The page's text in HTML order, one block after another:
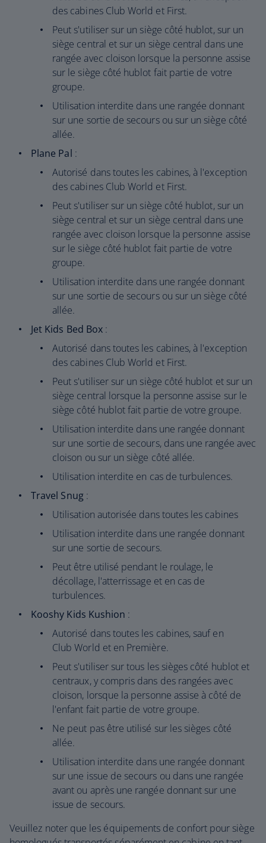
des cabines Club World et First.
Peut s'utiliser sur un siège côté hublot, sur un
siège central et sur un siège central dans une
rangée avec cloison lorsque la personne assise
sur le siège côté hublot fait partie de votre
groupe.
Utilisation interdite dans une rangée donnant
sur une sortie de secours ou sur un siège côté
allée.
Plane Pal :
Autorisé dans toutes les cabines, à l'exception
des cabines Club World et First.
Peut s'utiliser sur un siège côté hublot, sur un
siège central et sur un siège central dans une
rangée avec cloison lorsque la personne assise
sur le siège côté hublot fait partie de votre
groupe.
Utilisation interdite dans une rangée donnant
sur une sortie de secours ou sur un siège côté
allée.
Jet Kids Bed Box :
Autorisé dans toutes les cabines, à l'exception
des cabines Club World et First.
Peut s'utiliser sur un siège côté hublot et sur un
siège central lorsque la personne assise sur le
siège côté hublot fait partie de votre groupe.
Utilisation interdite dans une rangée donnant
sur une sortie de secours, dans une rangée avec
cloison ou sur un siège côté allée.
Utilisation interdite en cas de turbulences.
Travel Snug:
Utilisation autorisée dans toutes les cabines
Utilisation interdite dans une rangée donnant
sur une sortie de secours.
Peut être utilisé pendant le roulage, le
décollage, l'atterrissage et en cas de
turbulences.
Kooshy Kids Kushion :
Autorisé dans toutes les cabines, sauf en
Club World et en Première.
Peut s'utiliser sur tous les sièges côté hublot et
centraux, y compris dans des rangées avec
cloison, lorsque la personne assise à côté de
l'enfant fait partie de votre groupe.
Ne peut pas être utilisé sur les sièges côté
allée.
Utilisation interdite dans une rangée donnant
sur une issue de secours ou dans une rangée
avant ou après une rangée donnant sur une
issue de secours.
Veuillez noter que les équipements de confort pour siège